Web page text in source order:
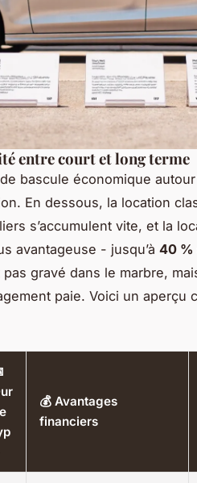
entre court et long terme
bascule économique
En dessous, la location
s’accumulent vite, et la
avantageuse - jusqu’à 40 %
pas gravé dans le marbre,
paie. Voici un aperçu
💰 Avantages
financiers